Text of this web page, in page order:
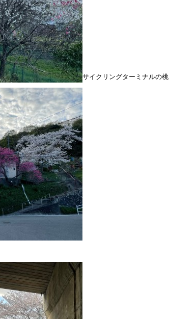
サイクリングターミナルの桃